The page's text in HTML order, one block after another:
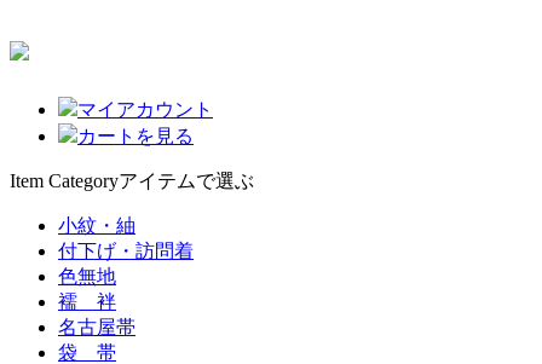
マイアカウント
カートを見る
Item Categoryアイテムで選ぶ
小紋・紬
付下げ・訪問着
色無地
襦 袢
名古屋帯
袋 帯